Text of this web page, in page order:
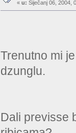
« u: Siječanj 06, 2004,
Trenutno mi
dzunglu.
Dali previsse